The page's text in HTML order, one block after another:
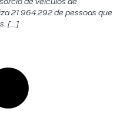
21.964.292 de pessoas que
[…]